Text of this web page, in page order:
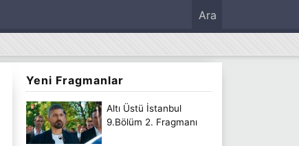
Ara
Yeni Fragmanlar
Altı Üstü İstanbul
9.Bölüm 2. Fragmanı